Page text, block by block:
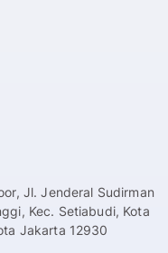
Jl. Jenderal Sudirman
Kec. Setiabudi, Kota
Jakarta 12930